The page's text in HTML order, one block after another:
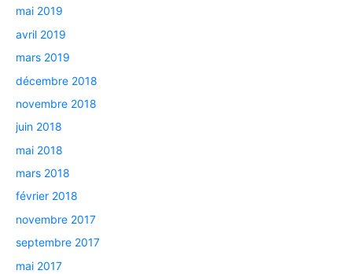
mai 2019
avril 2019
mars 2019
décembre 2018
novembre 2018
juin 2018
mai 2018
mars 2018
février 2018
novembre 2017
septembre 2017
mai 2017